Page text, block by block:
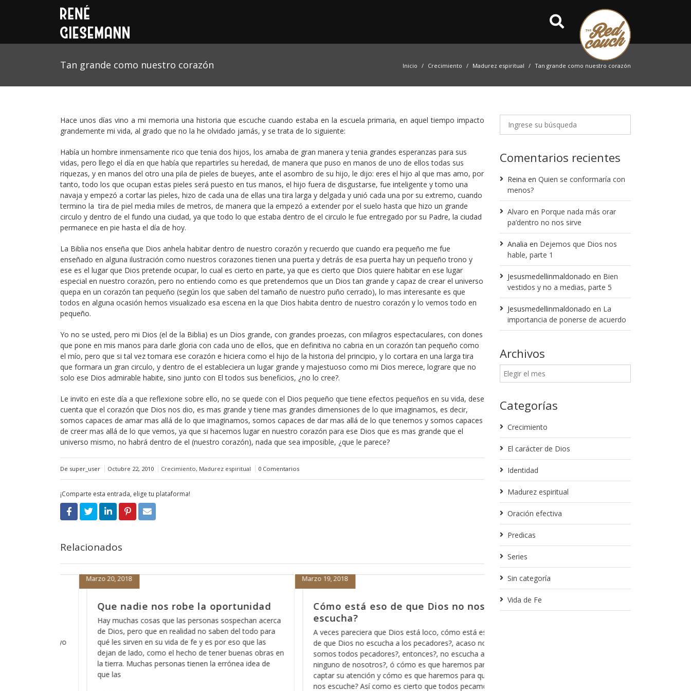
Tan grande como nuestro corazón Inicio Crecimiento Madurez espiritual Tan grande como nuestro corazón
Hace unos días vino a mi memoria una historia que escuche cuando estaba en la escuela primaria, en aquel tiempo impacto
grandemente mi vida, al grado que no la he olvidado jamás, y se trata de lo siguiente:
Había un hombre inmensamente rico que tenia dos hijos, los amaba de gran manera y tenia grandes esperanzas para sus
vidas, pero llego el día en que había que repartirles su heredad, de manera que puso en manos de uno de ellos todas sus
riquezas, y en manos del otro una pila de pieles de bueyes, ante el asombro de su hijo, le dijo: eres el hijo al que mas amo, por
tanto, todo los que ocupan estas pieles será puesto en tus manos, el hijo fuera de disgustarse, fue inteligente y tomo una
navaja y empezó a cortar las pieles, hizo de cada una de ellas una tira larga y delgada y unió cada una por su extremo, cuando
termino la tira de piel media miles de metros, de manera que la empezó a extender por el suelo hasta que hizo un grande
circulo y dentro de el fundo una ciudad, ya que todo lo que estaba dentro de el circulo le fue entregado por su Padre, la ciudad
permanece en pie hasta el día de hoy.
La Biblia nos enseña que Dios anhela habitar dentro de nuestro corazón y recuerdo que cuando era pequeño me fue
enseñado en alguna ilustración como nuestros corazones tienen una puerta y detrás de esa puerta hay un pequeño trono y
ese es el lugar que Dios pretende ocupar, lo cual es cierto en parte, ya que es cierto que Dios quiere habitar en ese lugar
especial en nuestro corazón, pero no entiendo como es que pretendemos que un Dios tan grande y capaz de crear el universo
quepa en un corazón tan pequeño (según los que saben del tamaño de nuestro puño cerrado), lo mas interesante es que
todos en alguna ocasión hemos visualizado esa escena en la que Dios habita dentro de nuestro corazón y lo vemos todo en
pequeño.
Yo no se usted, pero mi Dios (el de la Biblia) es un Dios grande, con grandes proezas, con milagros espectaculares, con dones
que pone en mis manos para darle gloria con cada uno de ellos, que en definitiva no cabria en un corazón tan pequeño como
el mío, pero que si tal vez tomara ese corazón e hiciera como el hijo de la historia del principio, y lo cortara en una larga tira
que formara un gran circulo, y dentro de el estableciera un lugar grande y majestuoso como mi Dios merece, lograre que no
solo ese Dios admirable habite, sino junto con El todos sus beneficios, ¿no lo cree?.
Le invito en este día a que reflexione sobre ello, no se quede con el Dios pequeño que tiene efectos pequeños en su vida, dese
cuenta que el corazón que Dios nos dio, es mas grande y tiene mas grandes dimensiones de lo que imaginamos, es decir,
somos capaces de amar mas allá de lo que imaginamos, somos capaces de dar mas allá de lo que tenemos y somos capaces
de creer mas allá de lo que vemos, ya que si hacemos lugar en nuestro corazón para ese Dios que es mas grande que el
universo mismo, no habrá dentro de el (nuestro corazón), nada que sea imposible, ¿que le parece?
De super_user Octubre 22, 2010 Crecimiento, Madurez espiritual 0 Comentarios
¡Comparte esta entrada, elige tu plataforma!
Relacionados
es por eso que las
Cómo está eso de que Dios no nos
escucha?
Marzo 19, 2018
A veces pareciera que Dios está loco, cómo está eso
de que Dios no escucha a los pecadores?, acaso no
somos todos pecadores?, entonces?, no escucha a
ninguno de nosotros?, ó cómo es que haremos para
captar su atención y cómo es que haremos para que
Porque nada más orar pa’dentro no
nos sirve
Febrero 15, 2018
Hace días que reflexiono acerca de la revelación de
Dios pues ese método que Dios usa para mostrarnos
los significados no ocultos sino profundos de la
palabra, entre más nos vamos familiarizando con ella,
más profundo nos permite Dios ver en cada versículo y
en cada pasaja y más claro nos queda cada mensaje y
Febrero 13, 2018
Comentarios recientes
Reina en Quien se conformaría con
menos?
Alvaro en Porque nada más orar
pa’dentro no nos sirve
Analia en Dejemos que Dios nos
hable, parte 1
Jesusmedellinmaldonado en Bien
vestidos y no a medias, parte 5
Jesusmedellinmaldonado en La
importancia de ponerse de acuerdo
Archivos
Categorías
Crecimiento
El carácter de Dios
Identidad
Madurez espiritual
Oración efectiva
Predicas
Series
Sin categoría
Vida de Fe